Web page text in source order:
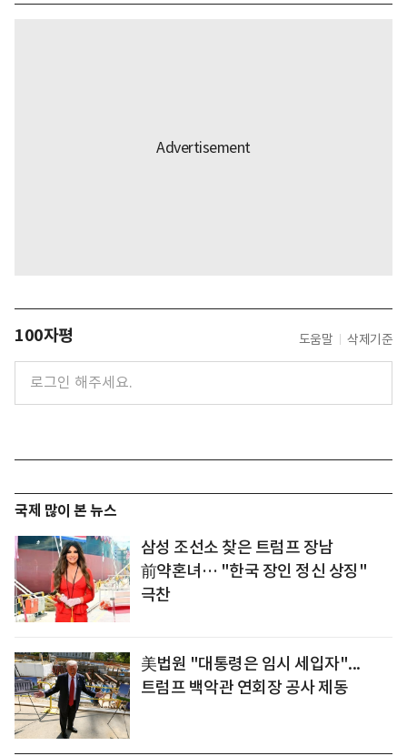
100자평 도움말 삭제기준
국제 많이 본 뉴스
삼성 조선소 찾은 트럼프 장남
前약혼녀… "한국 장인 정신 상징"
극찬
美법원 "대통령은 임시 세입자"...
트럼프 백악관 연회장 공사 제동